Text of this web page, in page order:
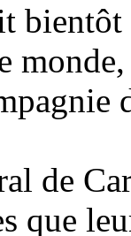
bientôt
de
que